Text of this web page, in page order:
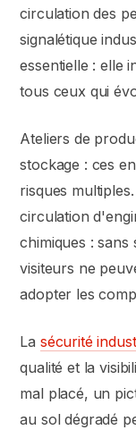
circulation des
signalétique
essentielle : elle
tous ceux qui
Ateliers de
stockage : ces
risques
circulation
chimiques : sans
visiteurs ne
adopter les
La sécurité
qualité et la
mal placé, un
au sol dégradé